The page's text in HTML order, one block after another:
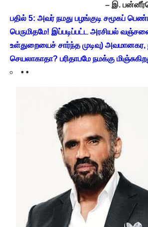
– இ.
பதில் 5: அவர் நமது பழங்குடி சமூகப்
பெருமிதமே! இப்படிப்பட்ட அரசியல்
உள்துறையைச் சார்ந்த முடிவு) அவமானகர,
செயலாகாதா? பரிதாபமே நமக்கு
• •